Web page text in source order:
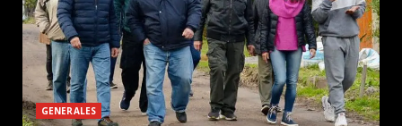
GENERALES